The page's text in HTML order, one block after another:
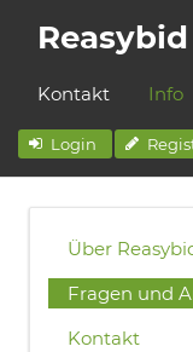
Reasybid
Kontakt Info
Login
Über
Fragen und
Kontakt